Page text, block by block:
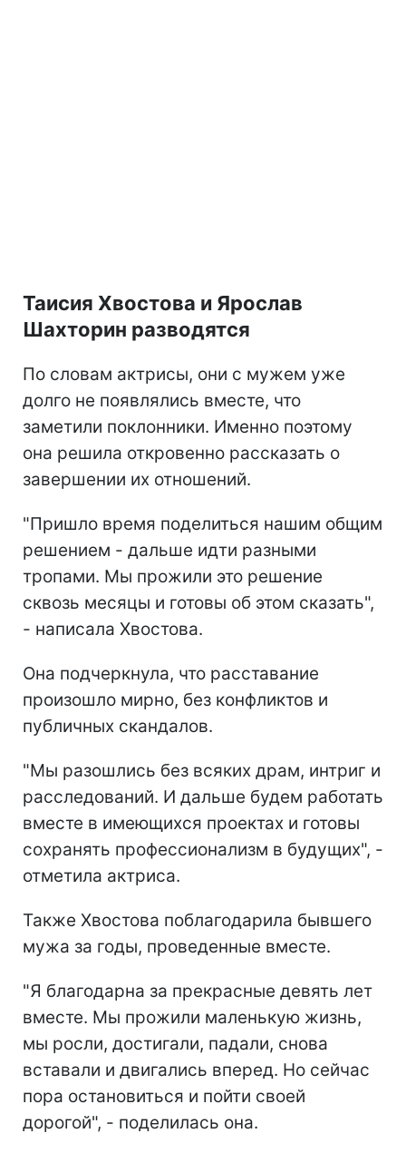
Таисия Хвостова и Ярослав
Шахторин разводятся
По словам актрисы, они с мужем уже
долго не появлялись вместе, что
заметили поклонники. Именно поэтому
она решила откровенно рассказать о
завершении их отношений.
"Пришло время поделиться нашим общим
решением - дальше идти разными
тропами. Мы прожили это решение
сквозь месяцы и готовы об этом сказать",
- написала Хвостова.
Она подчеркнула, что расставание
произошло мирно, без конфликтов и
публичных скандалов.
"Мы разошлись без всяких драм, интриг и
расследований. И дальше будем работать
вместе в имеющихся проектах и готовы
сохранять профессионализм в будущих", -
отметила актриса.
Также Хвостова поблагодарила бывшего
мужа за годы, проведенные вместе.
"Я благодарна за прекрасные девять лет
вместе. Мы прожили маленькую жизнь,
мы росли, достигали, падали, снова
вставали и двигались вперед. Но сейчас
пора остановиться и пойти своей
дорогой", - поделилась она.